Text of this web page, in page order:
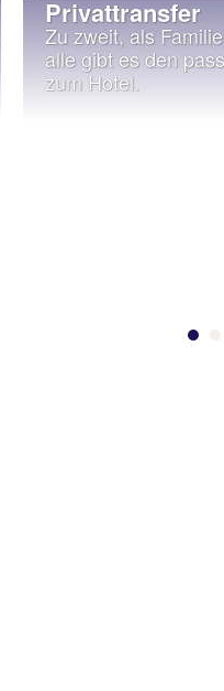
Privattransfer
Zu zweit, als
alle gibt es den
zum Hotel.